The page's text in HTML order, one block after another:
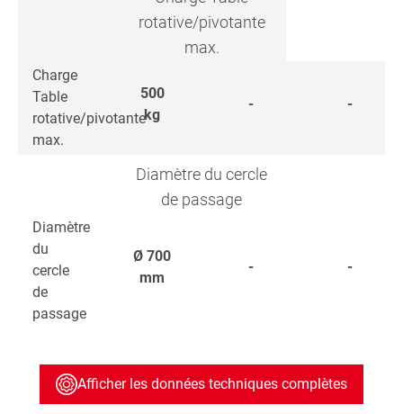
rotative/pivotante
max.
Charge
Table
rotative/pivotante
max.
500
kg
- -
Diamètre du cercle
de passage
Diamètre
du
cercle
de
passage
Ø 700
mm
- -
Afficher les données techniques complètes